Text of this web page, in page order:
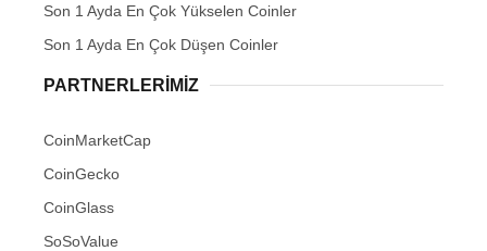
Son 1 Ayda En Çok Yükselen Coinler
Son 1 Ayda En Çok Düşen Coinler
PARTNERLERIMIZ
CoinMarketCap
CoinGecko
CoinGlass
SoSoValue